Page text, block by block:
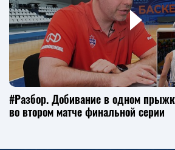
#Разбор. Добивание в одном
во втором матче финальной серии